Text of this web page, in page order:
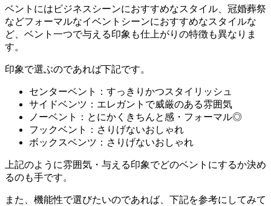
ベントにはビジネスシーンにおすすめなスタイル、冠婚葬祭
などフォーマルなイベントシーンにおすすめなスタイルな
ど、ベント一つで与える印象も仕上がりの特徴も異なりま
す。
印象で選ぶのであれば下記です。
センターベント：すっきりかつスタイリッシュ
サイドベンツ：エレガントで威厳のある雰囲気
ノーベント：とにかくきちんと感・フォーマル◎
フックベント：さりげないおしゃれ
ボックスベンツ：さりげないおしゃれ
上記のように雰囲気・与える印象でどのベントにするか決め
るのも手です。
また、機能性で選びたいのであれば、下記を参考にしてみて